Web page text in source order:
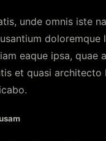
unde omnis iste
doloremque
eaque ipsa, quae
et quasi architecto